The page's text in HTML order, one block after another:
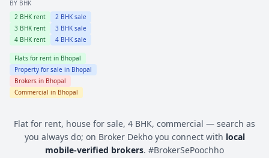
BY BHK
2 BHK rent 2 BHK sale
3 BHK rent 3 BHK sale
4 BHK rent 4 BHK sale
Flats for rent in Bhopal
Property for sale in Bhopal
Brokers in Bhopal
Commercial in Bhopal
Flat for rent, house for sale, 4 BHK, commercial — search as
you always do; on Broker Dekho you connect with local
mobile-verified brokers. #BrokerSePoochho